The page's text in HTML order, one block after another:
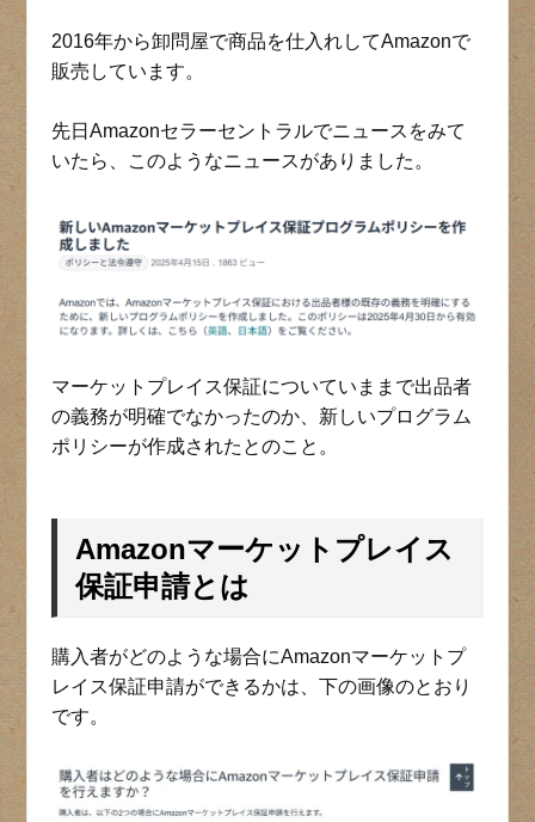
2016年から卸問屋で商品を仕入れしてAmazonで
販売しています。
先日Amazonセラーセントラルでニュースをみて
いたら、このようなニュースがありました。
マーケットプレイス保証についていままで出品者
の義務が明確でなかったのか、新しいプログラム
ポリシーが作成されたとのこと。
Amazonマーケットプレイス
保証申請とは
購入者がどのような場合にAmazonマーケットプ
レイス保証申請ができるかは、下の画像のとおり
です。